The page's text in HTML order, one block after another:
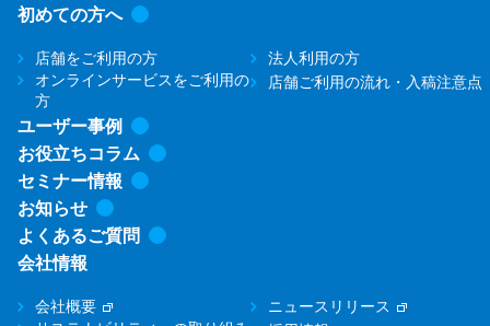
初めての方へ
店舗をご利用の方
法人利用の方
オンラインサービスをご利用の
方
店舗ご利用の流れ・入稿注意点
ユーザー事例
お役立ちコラム
セミナー情報
お知らせ
よくあるご質問
会社情報
会社概要
ニュースリリース